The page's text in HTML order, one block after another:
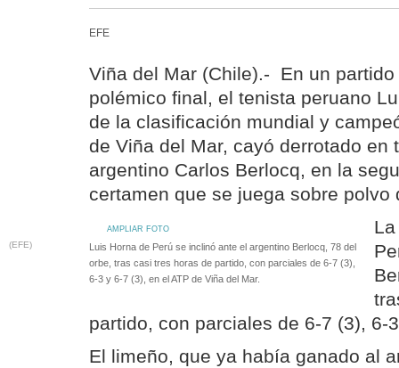
EFE
Viña del Mar (Chile).- En un
polémico final, el tenista peruano
de la clasificación mundial y
de Viña del Mar, cayó derrotado en
argentino Carlos Berlocq, en la
certamen que se juega sobre polvo
AMPLIAR FOTO
(EFE)
Luis Horna de Perú se inclinó ante el argentino Berlocq, 78 del
orbe, tras casi tres horas de partido, con parciales de 6-7 (3),
6-3 y 6-7 (3), en el ATP de Viña del Mar.
partido, con parciales de 6-7 (3), 6-
El limeño, que ya había ganado al